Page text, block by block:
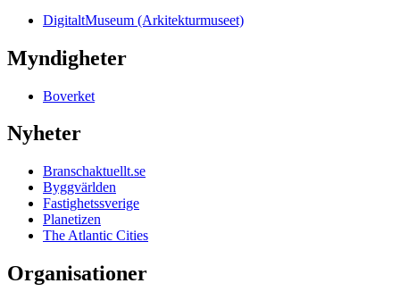
DigitaltMuseum (Arkitekturmuseet)
Myndigheter
Boverket
Nyheter
Branschaktuellt.se
Byggvärlden
Fastighetssverige
Planetizen
The Atlantic Cities
Organisationer